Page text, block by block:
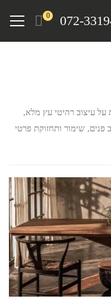
072-
0
Menu
עיצוב רהיטי עץ מלא,
פנים, שימור ותחזוקת פרטי